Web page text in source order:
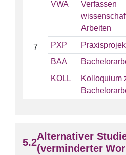
7
VWA
Verfassen
Arbeiten
PXP
BAA
KOLL
Kolloquium
Alternativer
(verminderter